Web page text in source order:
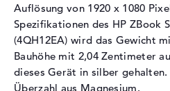
Unterstützte Flash-
Speicherkarten
Card
Audio
Soundkarte
Auflösung von 1920 x 1080
Spezifikationen des HP ZBook
(4QH12EA) wird das Gewicht
Bauhöhe mit 2,04 Zentimeter
dieses Gerät in silber
Überzahl aus Magnesium.